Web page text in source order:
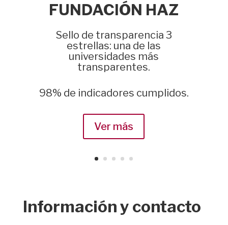
FUNDACIÓN HAZ
Sello de transparencia 3
estrellas: una de las
universidades más
transparentes.
98% de indicadores cumplidos.
Ver más
Información y contacto